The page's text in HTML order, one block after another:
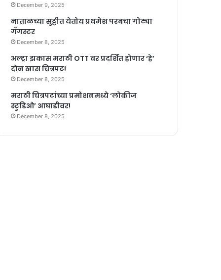
December 9, 2025
नाताळच्या सुट्टीत येतोय प्रथमेश परबचा गोट्या
गँगस्टर
December 8, 2025
अल्ट्रा झकास मराठी OTT वर प्रदर्शित होणार ‘हे’
दोन खास चित्रपट!
December 8, 2025
मराठी चित्रपटांच्या प्रमोशनमध्ये ‘लोकीज
स्टुडिओ’ आघाडीवर!
December 8, 2025